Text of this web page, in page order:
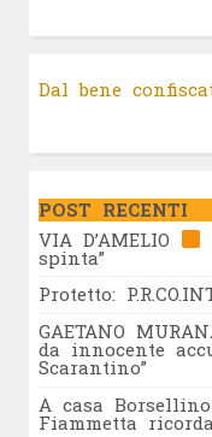
Dal bene
POST RECENTI
VIA D’AMELIO
spinta”
Protetto:
GAETANO
da innocente
Scarantino”
A casa
Fiammetta